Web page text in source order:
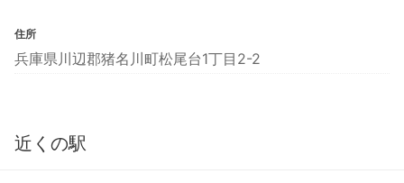
住所
兵庫県川辺郡猪名川町松尾台1丁目2-2
近くの駅